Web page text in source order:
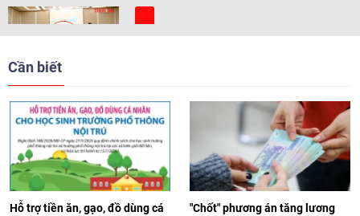
[Video] Trẻ em Đông Á cùng kiến tạo
[Video] Âm nhạc flamenco gắn kết văn
hoá Việt Nam - Tây Ban Nha
11:10 17/06/2026
Cần biết
Hỗ trợ tiền ăn, gạo, đồ dùng cá
"Chốt" phương án tăng lương